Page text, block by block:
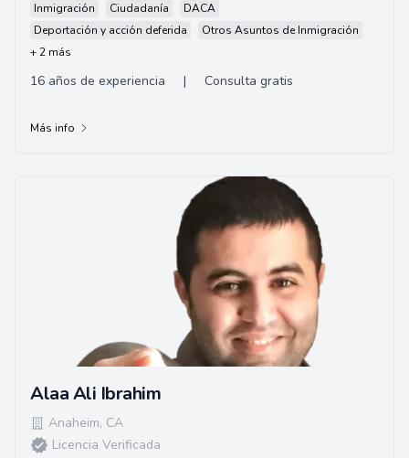
Inmigración Ciudadanía
DACA
Deportación y acción deferida
Otros Asuntos de Inmigración
+ 2 más
16 años de experiencia | Consulta gratis
Más info
Alaa Ali Ibrahim
Anaheim, CA
Licencia Verificada